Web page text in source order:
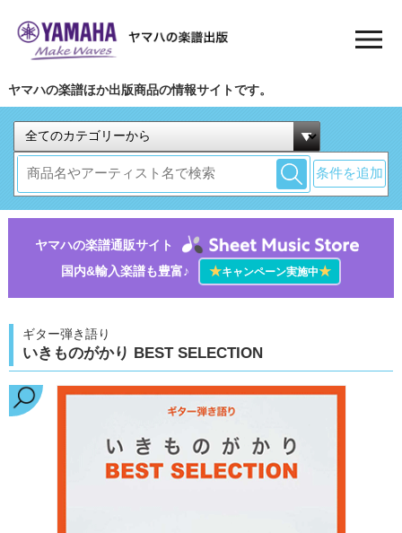
ヤマハの楽譜ほか出版商品の情報サイトです。
条件を追加
ヤマハの楽譜通販サイト
国内&輸入楽譜も豊富♪
★キャンペーン実施中★
ギター弾き語り
いきものがかり BEST SELECTION